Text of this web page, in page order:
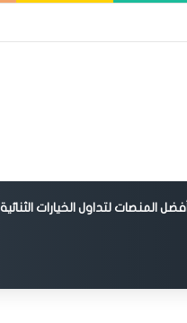
أفضل المنصات لتداول الخيارات الثنائية